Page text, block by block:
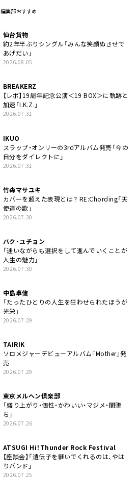
編集部おすすめ
仙台貨物
約2年半ぶりシングル「みんな笑顔ぬさせで
あげだい」
2026.08.05
BREAKERZ
【レポ】19周年記念公演＜19 BOX＞に軌跡と
加速「I.K.Z.」
2026.07.31
IKUO
スラップ・オンリーの3rdアルバム発売「今の
自分をダイレクトに」
2026.07.31
竹森マサユキ
カバーを超えた表現とは？ RE:Chording「天
使達の歌」
2026.07.30
パク・ユチョン
「迷いながらも選択をして進んでいくことが
人生の魅力」
2026.07.30
中島卓偉
「たったひとりの人生を狂わせられたほうが
光栄」
2026.07.29
TAIRIK
ソロメジャーデビューアルバム『Mother』発
売
2026.07.29
東京メルヘン倶楽部
「盛り上がり・個性・かわいい・マジメ・闇堕
ち」
2026.07.26
ATSUGI Hi！Thunder Rock Festival
【座談会】「遺伝子を継いでくれるのは、やは
りバンド」
2026.07.25